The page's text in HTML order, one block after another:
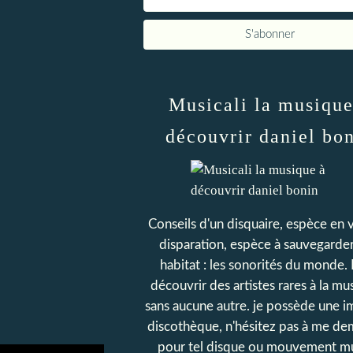
Musicali la
découvrir daniel
Conseils d'un disquaire, espèce en
disparation, espèce à
habitat : les sonorités du monde.
découvrir des artistes rares à la
sans aucune autre. je possède une
discothèque, n'hésitez pas à me
pour tel disque ou mouvement